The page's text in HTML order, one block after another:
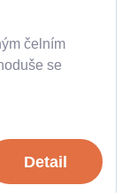
čelním
se
Detail